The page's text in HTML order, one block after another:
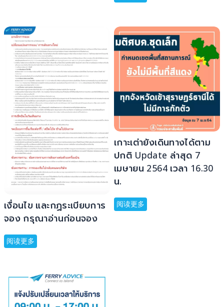
เงื่อนไข และกฏระเบียบการ
จอง กรุณาอ่านก่อนจอง
阅读更多
เกาะเต่ายังเดินทางได้ตาม
ปกติ Update ล่าสุด 7
เมษายน 2564 เวลา 16.30
น.
阅读更多